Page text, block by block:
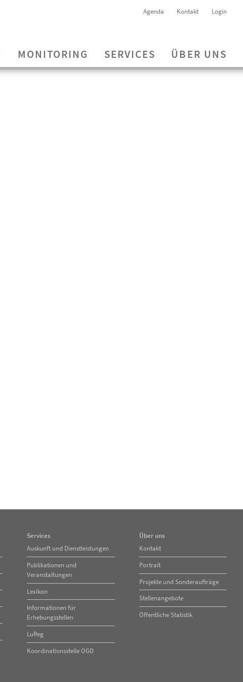
Agenda Kontakt Login
MONITORING SERVICES ÜBER UNS
Services
Navigation
Auskunft und Dienstleistungen
Publikationen und
Veranstaltungen
Lexikon
Informationen für
Erhebungsstellen
LuReg
Koordinationsstelle OGD
Über uns
Navigation
Kontakt
Portrait
Projekte und Sonderaufträge
Stellenangebote
Öffentliche Statistik